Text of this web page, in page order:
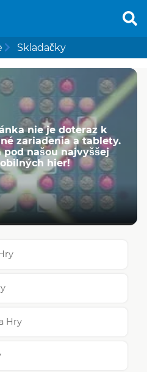
Skladačky
nie je doteraz k
zariadenia a tablety.
našou najvyššej
hier!
Hry